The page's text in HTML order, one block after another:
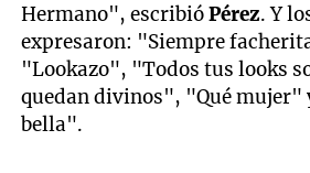
Hermano", escribióPérez. Y
expresaron: "Siempre
"Lookazo", "Todos tus looks
quedan divinos", "Qué mujer"
bella".